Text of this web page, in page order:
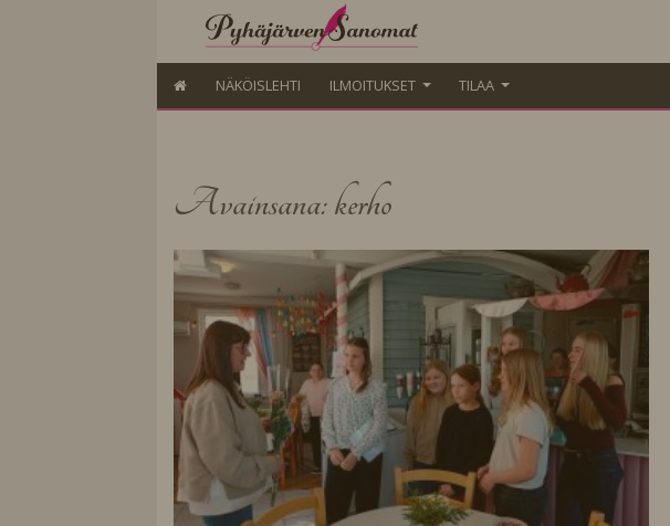
NÄKÖISLEHTI ILMOITUKSET TILAA
Avainsana: kerho